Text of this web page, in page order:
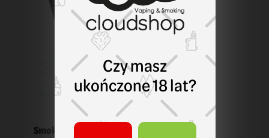
Smok
Czy masz
ukończone 18 lat?